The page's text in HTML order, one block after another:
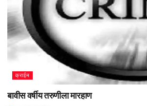
क्राईम
बावीस वर्षीय तरुणीला मारहाण